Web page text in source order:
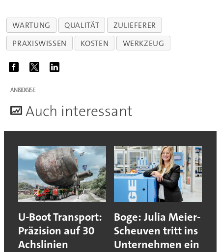
WARTUNG QUALITÄT
ZULIEFERER
PRAXISWISSEN
KOSTEN WERKZEUG
ANZEIGE
Auch interessant
U-Boot Transport:
Präzision auf 30
Achslinien
Boge: Julia Meier-
Scheuven tritt ins
Unternehmen ein